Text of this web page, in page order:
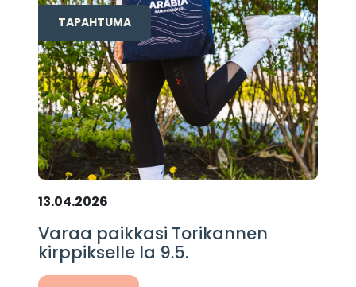
TAPAHTUMA
13.04.2026
Varaa paikkasi Torikannen
kirppikselle la 9.5.